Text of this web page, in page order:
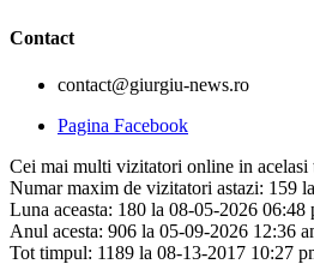
Contact
contact@giurgiu-news.ro
Pagina Facebook
Cei mai multi vizitatori online in acelasi
Numar maxim de vizitatori astazi: 159
Luna aceasta: 180 la 08-05-2026 06:48
Anul acesta: 906 la 05-09-2026 12:36
Tot timpul: 1189 la 08-13-2017 10:27